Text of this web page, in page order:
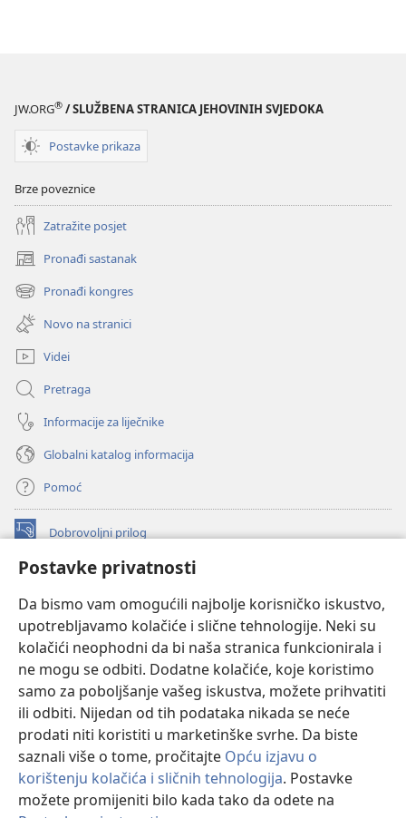
Postavke privatnosti
Da bismo vam omogućili najbolje korisničko iskustvo,
upotrebljavamo kolačiće i slične tehnologije. Neki su
kolačići neophodni da bi naša stranica funkcionirala i
ne mogu se odbiti. Dodatne kolačiće, koje koristimo
samo za poboljšanje vašeg iskustva, možete prihvatiti
ili odbiti. Nijedan od tih podataka nikada se neće
prodati niti koristiti u marketinške svrhe. Da biste
saznali više o tome, pročitajte Opću izjavu o
korištenju kolačića i sličnih tehnologija. Postavke
možete promijeniti bilo kada tako da odete na
JW.ORG® / SLUŽBENA STRANICA JEHOVINIH SVJEDOKA
Postavke prikaza
Brze poveznice
Zatražite posjet
Pronađi sastanak
(otvara
se
novi
prozor)
Pronađi kongres
(otvara
se
novi
prozor)
Novo na stranici
Videi
Pretraga
Informacije za liječnike
Globalni katalog informacija
Pomoć
Dobrovoljni prilog
(otvara
novi
INTERNETSKA BIBLIOTEKA Watchtower
se
novi
prozor)
JW Hub
(otvara
se
novi
JW Library
Watchtower Library
Copyright© 2026 Watch Tower Bible and Tract Society of Pennsylvania.